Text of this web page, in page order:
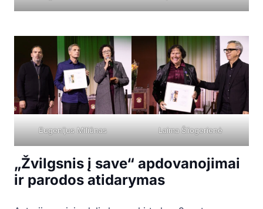
Eugenijus Miliūnas Laima Šliogerienė
„Žvilgsnis į save“ apdovanojimai
ir parodos atidarymas